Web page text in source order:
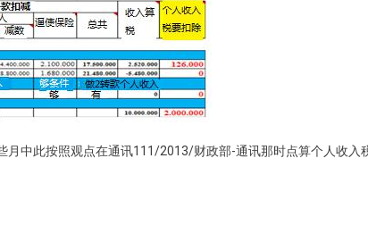
月中此按照观点在通讯111/2013/财政部-通讯那时点算个人收入